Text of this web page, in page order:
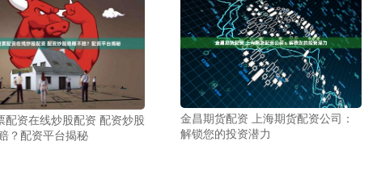
配资在线炒股配资 配资炒股
？配资平台揭秘
金昌期货配资 上海期货配资公司：
解锁您的投资潜力